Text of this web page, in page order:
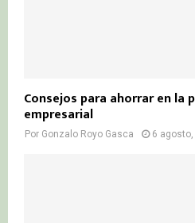
Consejos para ahorrar en la
empresarial
Por Gonzalo Royo Gasca 6 agosto,